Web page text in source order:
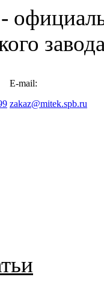
E-mail:
zakaz@mitek.spb.ru